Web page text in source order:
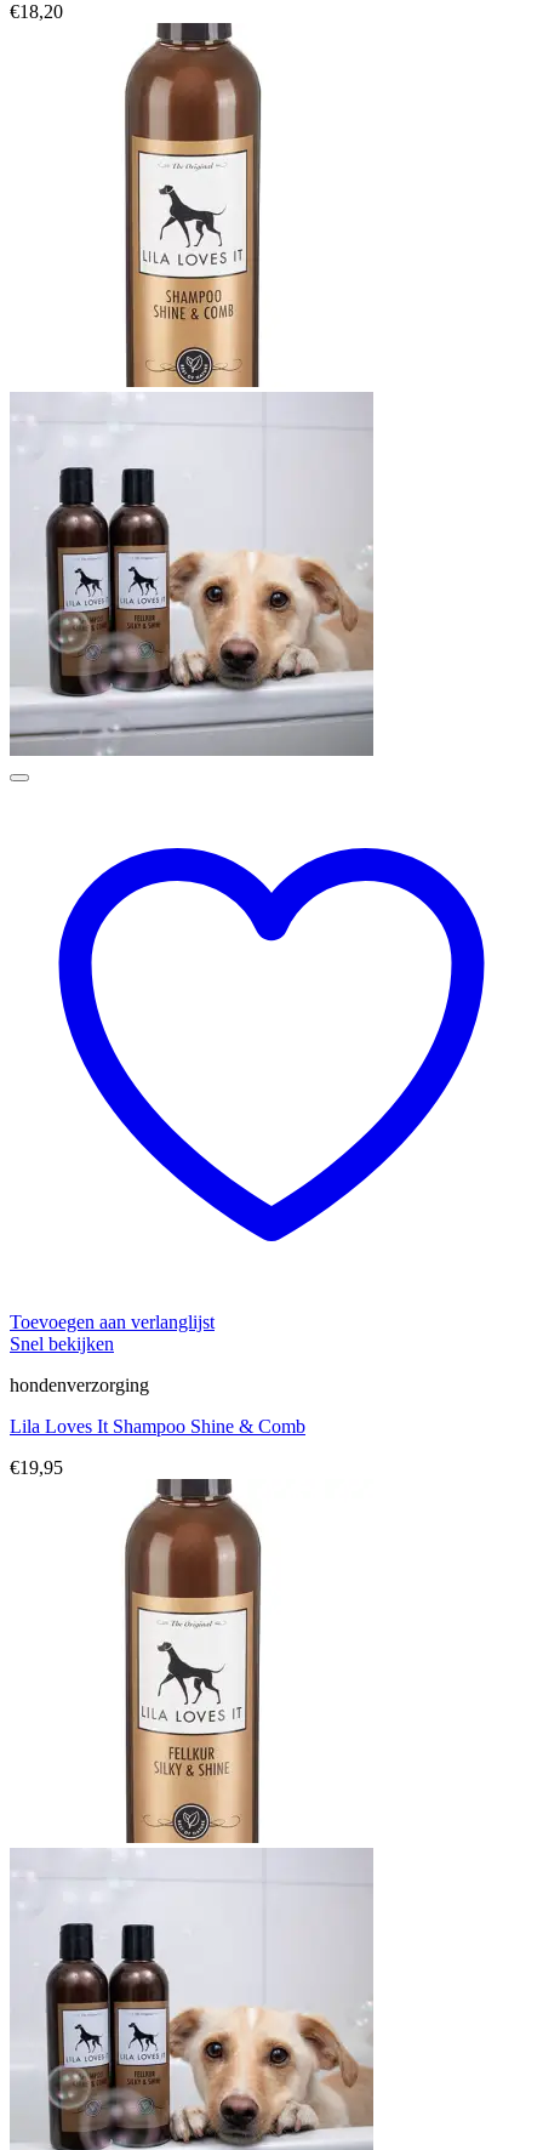
€18,20
Toevoegen aan verlanglijst
Snel bekijken
hondenverzorging
Lila Loves It Shampoo Shine & Comb
€19,95